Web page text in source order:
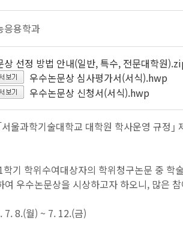
응용학과
상 선정 방법 안내(일반, 특수, 전문대학원
우수논문상 심사평가서(서식).hwp
우수논문상 신청서(서식).hwp
울과학기술대학교 대학원 학사운영 규정｣
기 학위수여대상자의 학위청구논문 중 학
여 우수논문상을 시상하고자 하오니, 많은
7. 8.(월) ~ 7. 12.(금)